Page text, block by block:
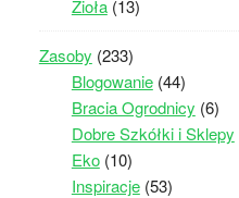
Zioła(13)
Zasoby (233)
Blogowanie(44)
Bracia Ogrodnicy (6)
Dobre Szkółki i Sklepy
Eko(10)
Inspiracje(53)